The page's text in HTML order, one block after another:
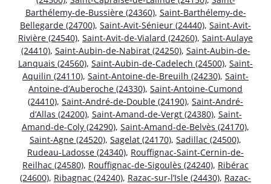
Barthélemy-de-Bussière (24360), Saint-Barthélemy-de-
Bellegarde (24700), Saint-Avit-Sénieur (24440), Saint-Avit-
Rivière (24540), Saint-Avit-de-Vialard (24260), Saint-Aulaye
(24410), Saint-Aubin-de-Nabirat (24250), Saint-Aubin-de-
Lanquais (24560), Saint-Aubin-de-Cadelech (24500), Saint-
Aquilin (24110), Saint-Antoine-de-Breuilh (24230), Saint-
Antoine-d’Auberoche (24330), Saint-Antoine-Cumond
(24410), Saint-André-de-Double (24190), Saint-André-
d’Allas (24200), Saint-Amand-de-Vergt (24380), Saint-
Amand-de-Coly (24290), Saint-Amand-de-Belvès (24170),
Saint-Agne (24520), Sagelat (24170), Sadillac (24500),
Rudeau-Ladosse (24340), Rouffignac-Saint-Cernin-de-
Reilhac (24580), Rouffignac-de-Sigoulès (24240), Ribérac
(24600), Ribagnac (24240), Razac-sur-l’Isle (24430), Razac-